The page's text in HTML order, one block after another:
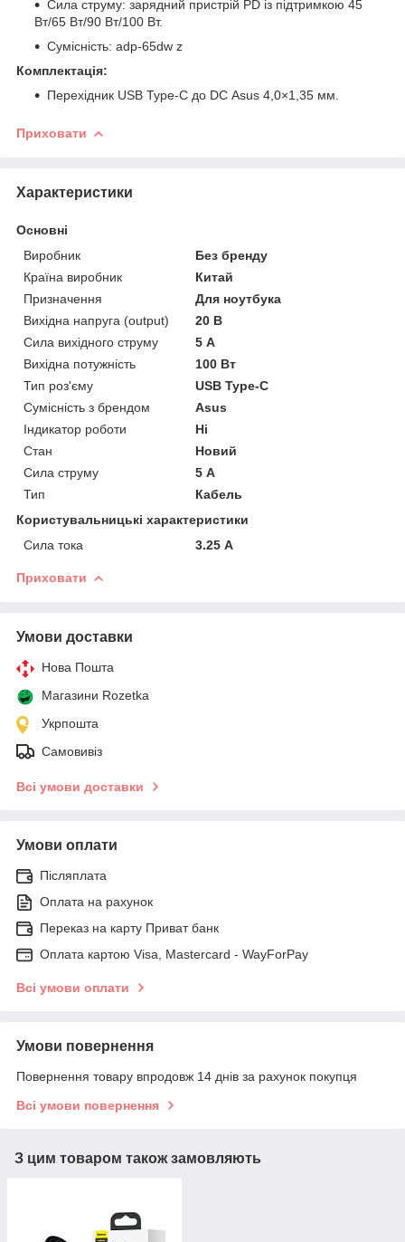
Сила струму: зарядний пристрій PD із підтримкою 45
Вт/65 Вт/90 Вт/100 Вт.
Сумісність: adp-65dw z
Комплектація:
Перехідник USB Type-C до DC Asus 4,0×1,35 мм.
Приховати
Характеристики
Основні
Виробник
Без бренду
Країна виробник
Китай
Призначення
Для ноутбука
Вихідна напруга (output)
20 В
Сила вихідного струму
5 А
Вихідна потужність
100 Вт
Тип роз'єму
USB Type-C
Сумісність з брендом
Asus
Індикатор роботи
Ні
Стан
Новий
Сила струму
5 А
Тип
Кабель
Користувальницькі характеристики
Сила тока
3.25 А
Приховати
Умови доставки
Нова Пошта
Магазини Rozetka
Укрпошта
Самовивіз
Всі умови доставки
Умови оплати
Післяплата
Оплата на рахунок
Переказ на карту Приват банк
Оплата картою Visa, Mastercard - WayForPay
Всі умови оплати
Умови повернення
Повернення товару впродовж 14 днів за рахунок покупця
Всі умови повернення
З цим товаром також замовляють